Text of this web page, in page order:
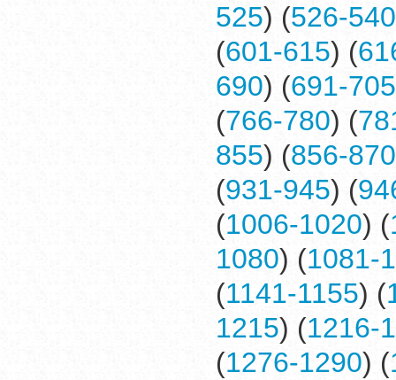
525) (526-540
(601-615) (
690) (691-705
(766-780) (
855) (856-870
(931-945) (
(1006-1020) (
1080) (1081-
(1141-1155) (
1215) (1216-
(1276-1290) (